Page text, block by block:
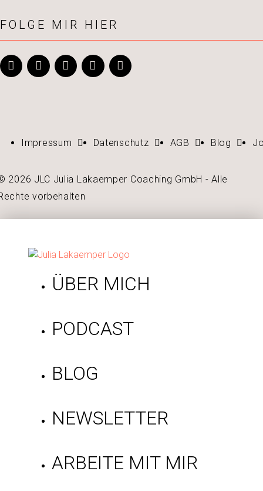
FOLGE MIR HIER
Impressum Datenschutz AGB Blog
2026 JLC Julia Lakaemper Coaching GmbH - Alle
vorbehalten
ÜBER MICH
PODCAST
BLOG
NEWSLETTER
ARBEITE MIT MIR